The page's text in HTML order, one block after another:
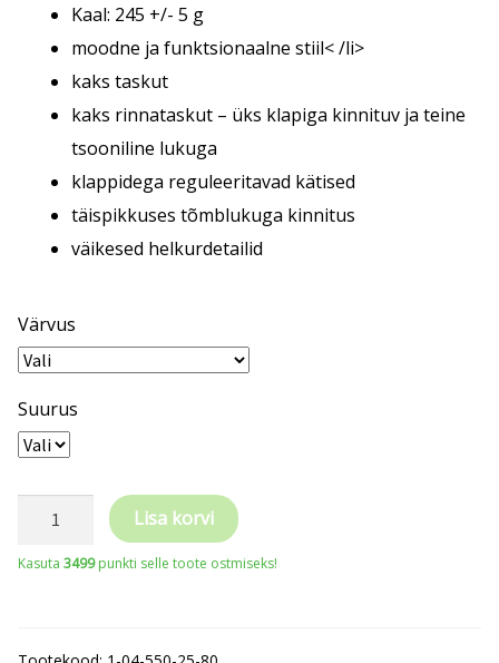
Kaal: 245 +/- 5 g
moodne ja funktsionaalne stiil< /li>
kaks taskut
kaks rinnataskut – üks klapiga kinnituv ja teine
tsooniline lukuga
klappidega reguleeritavad kätised
täispikkuses tõmblukuga kinnitus
väikesed helkurdetailid
Värvus
Suurus
Crafter
Lisa korvi
Kasuta 3499punkti selle toote ostmiseks!